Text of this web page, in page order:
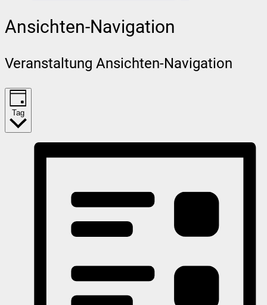
Ansichten-Navigation
Veranstaltung Ansichten-Navigation
Tag